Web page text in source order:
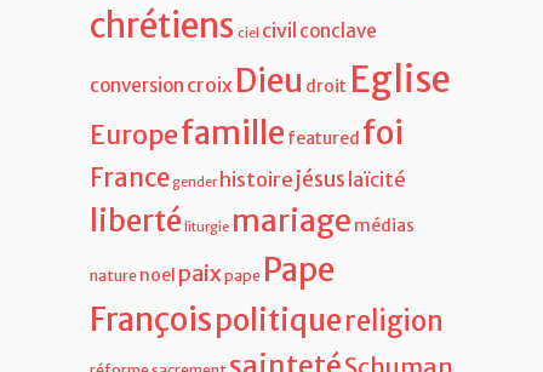
chrétiens ciel civil conclave
conversion croix Dieu droit Eglise
Europefamille featured foi
Francegender histoire jésus laïcité
liberté liturgie mariage médias
nature noel paixpape Pape
Françoispolitiquereligion
saintetéSchuman